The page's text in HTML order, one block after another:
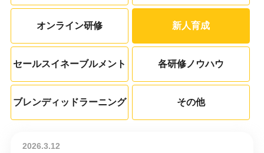
オンライン研修 新人育成
セールスイネーブルメント 各研修ノウハウ
ブレンディッドラーニング その他
2026.3.12